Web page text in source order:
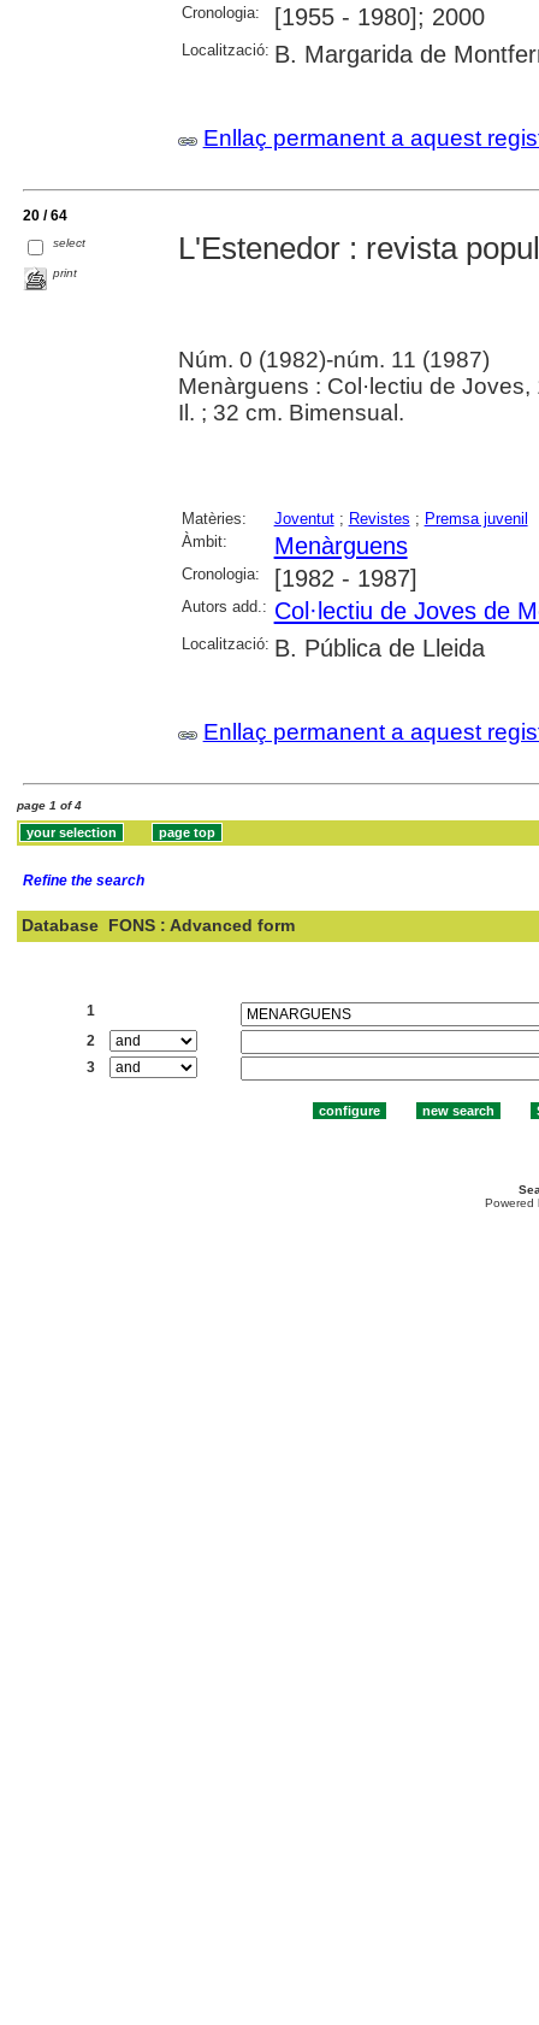
Cronologia: [1955 - 1980]; 2000
Localització: B. Margarida de
Enllaç permanent a aquest
20 / 64
select
print
L'Estenedor : revista
Núm. 0 (1982)-núm. 11 (1987)
Menàrguens : Col·lectiu de
Il. ; 32 cm. Bimensual.
Matèries: Joventut; Revistes ; Premsa juvenil
Àmbit:
Menàrguens
Cronologia: [1982 - 1987]
Autors add.: Col·lectiu de Joves de
Localització: B. Pública de Lleida
Enllaç permanent a aquest
page 1 of 4
Refine the search
Database FONS : Advanced form
1
2
3